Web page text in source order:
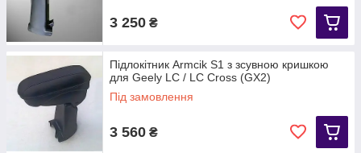
3 250 ₴
Підлокітник Armcik S1 з зсувною кришкою
для Geely LC / LC Cross (GX2)
Під замовлення
3 560 ₴